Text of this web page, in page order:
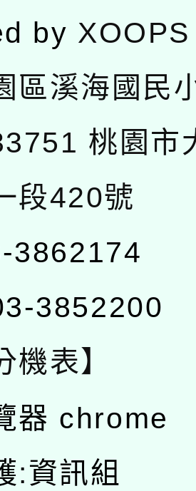
by XOOPS
區溪海國民
桃園市
段420號
3862174
3852200
機表】
器 chrome
:資訊組